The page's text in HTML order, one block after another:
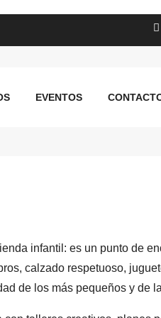
EVENTOS
infantil: es un punto de
calzado respetuoso,
de los más pequeños y de